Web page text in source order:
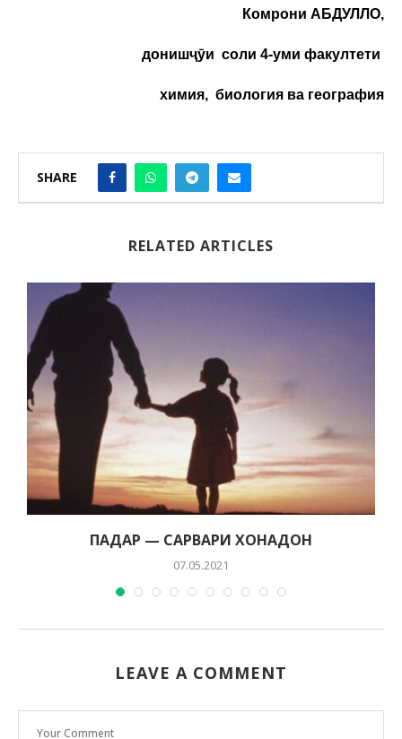
Комрони АБДУЛЛО,
донишҷӯи соли 4-уми факултети
химия, биология ва география
SHARE
RELATED ARTICLES
ПАДАР — САРВАРИ ХОНАДОН
07.05.2021
LEAVE A COMMENT